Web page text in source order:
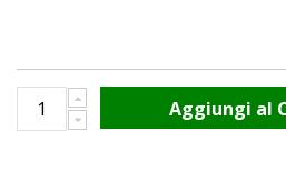
Aggiungi al